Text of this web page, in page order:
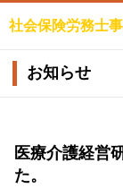
社会保険労務士
お知らせ
医療介護経営
た。